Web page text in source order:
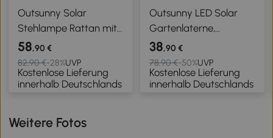
Outsunny Solar
Stehlampe Rattan mit
Lichtsensor 25 LED
Solarlampen im Boho-
Stil IP44
Spritzwassergeschützt
58,90 €
82,90 €-28%UVP
Kostenlose Lieferung
innerhalb Deutschlands
Outsunny LED Solar
Gartenlaterne,
Stehleuchte aus
Edelstahl Gartenlampe
160 cm hoch Windlicht
Außenleuchte IP44,
38,90 €
78,90 €-50%UVP
Kostenlose Lieferung
innerhalb Deutschlands
Weitere Fotos